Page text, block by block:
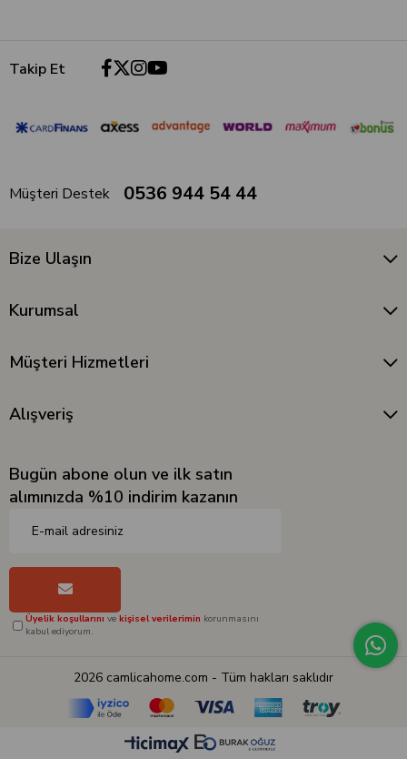
Takip Et
Müşteri Destek 0536 944 54 44
Bize Ulaşın
Kurumsal
Müşteri Hizmetleri
Alışveriş
Bugün abone olun ve ilk satın
alımınızda %10 indirim kazanın
Üyelik koşullarını ve kişisel verilerimin korunmasını
kabul ediyorum.
2026 camlicahome.com - Tüm hakları saklıdır